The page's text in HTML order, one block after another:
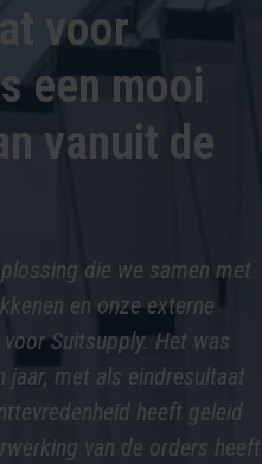
voor
een mooi
vanuit de
die we samen met
en onze externe
Suitsupply. Het was
jaar, met als eindresultaat
heeft geleid
van de orders heeft